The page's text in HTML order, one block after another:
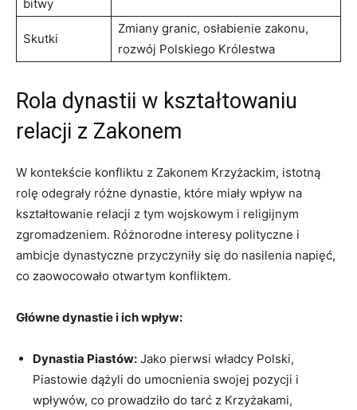
bitwy
Skutki
Zmiany granic, osłabienie zakonu,
rozwój Polskiego Królestwa
Rola dynastii w kształtowaniu
relacji z Zakonem
W kontekście konfliktu z Zakonem Krzyżackim, istotną
rolę odegrały różne dynastie, które miały wpływ na
kształtowanie relacji z tym wojskowym i religijnym
zgromadzeniem. Różnorodne interesy polityczne i
ambicje dynastyczne przyczyniły się do nasilenia napięć,
co zaowocowało otwartym konfliktem.
Główne dynastie i ich wpływ:
Dynastia Piastów: Jako pierwsi władcy Polski,
Piastowie dążyli do umocnienia swojej pozycji i
wpływów, co prowadziło do tarć z Krzyżakami,